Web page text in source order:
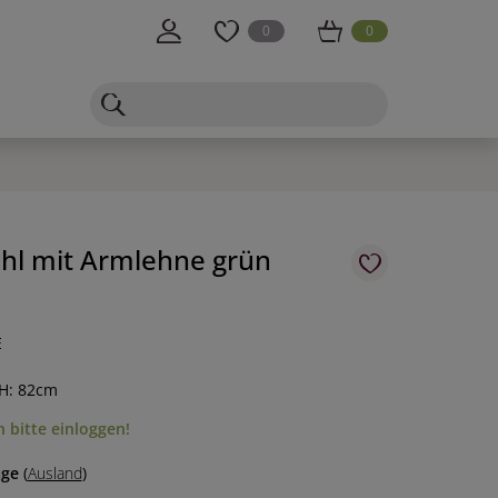
0 0
mit Armlehne grün
82cm
bitte einloggen!
(Ausland)